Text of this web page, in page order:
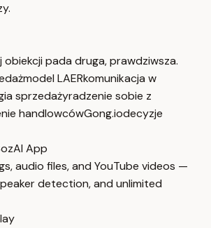
pada druga, prawdziwsza.
model LAERkomunikacja w
sprzedażyradzenie sobie z
handlowcówGong.iodecyzje
App
audio files, and YouTube videos —
detection, and unlimited